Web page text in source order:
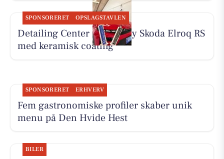
SPONSORERET OPSLAGSTAVLEN
Detailing Center klargør ny Skoda Elroq RS
med keramisk coating
SPONSORERET ERHVERV
Fem gastronomiske profiler skaber unik
menu på Den Hvide Hest
BILER